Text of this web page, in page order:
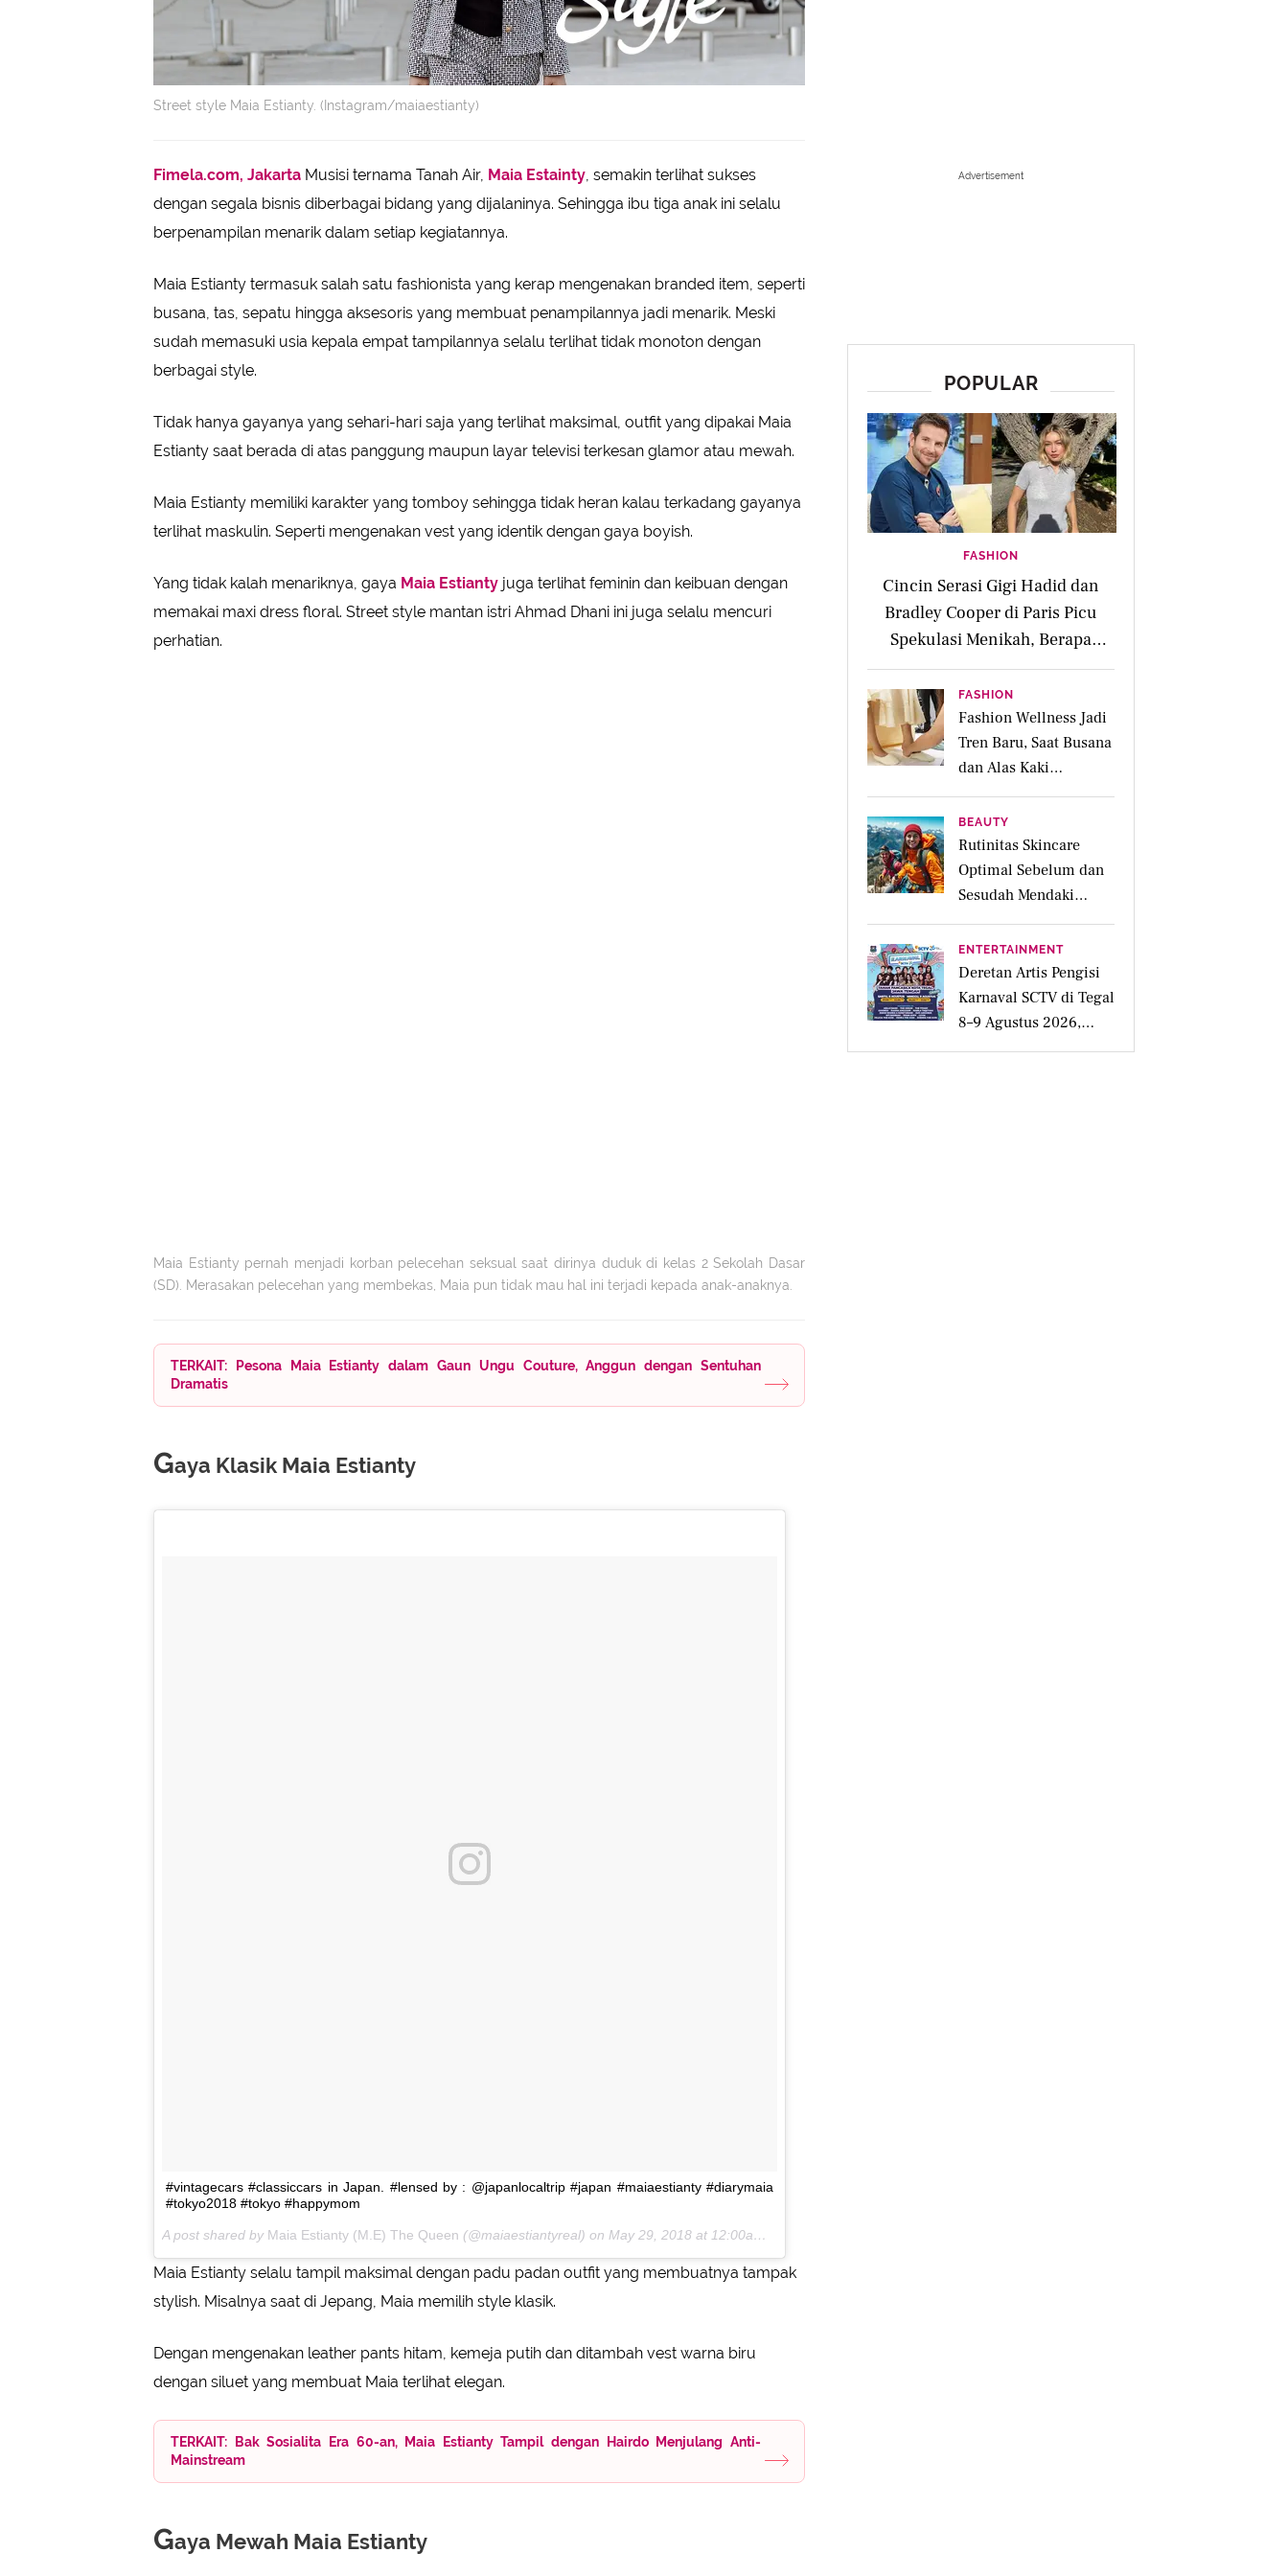
Street style Maia Estianty. (Instagram/maiaestianty)
Fimela.com, Jakarta Musisi ternama Tanah Air, Maia Estainty , semakin terlihat sukses
dengan segala bisnis diberbagai bidang yang dijalaninya. Sehingga ibu tiga anak ini selalu
berpenampilan menarik dalam setiap kegiatannya.
Maia Estianty termasuk salah satu fashionista yang kerap mengenakan branded item, seperti
busana, tas, sepatu hingga aksesoris yang membuat penampilannya jadi menarik. Meski
sudah memasuki usia kepala empat tampilannya selalu terlihat tidak monoton dengan
berbagai style.
Tidak hanya gayanya yang sehari-hari saja yang terlihat maksimal, outfit yang dipakai Maia
Estianty saat berada di atas panggung maupun layar televisi terkesan glamor atau mewah.
Maia Estianty memiliki karakter yang tomboy sehingga tidak heran kalau terkadang gayanya
terlihat maskulin. Seperti mengenakan vest yang identik dengan gaya boyish.
Yang tidak kalah menariknya, gaya Maia Estianty juga terlihat feminin dan keibuan dengan
memakai maxi dress floral. Street style mantan istri Ahmad Dhani ini juga selalu mencuri
perhatian.
Maia Estianty pernah menjadi korban pelecehan seksual saat dirinya duduk di kelas 2 Sekolah Dasar
(SD). Merasakan pelecehan yang membekas, Maia pun tidak mau hal ini terjadi kepada anak-anaknya.
TERKAIT: Pesona Maia Estianty dalam Gaun Ungu Couture, Anggun dengan Sentuhan
Dramatis
Gaya Klasik Maia Estianty
#vintagecars #classiccars in Japan. #lensed by : @japanlocaltrip #japan #maiaestianty #diarymaia
#tokyo2018 #tokyo #happymom
A post shared by Maia Estianty (M.E) The Queen (@maiaestiantyreal) on May 29, 2018 at 12:00am PDT
Maia Estianty selalu tampil maksimal dengan padu padan outfit yang membuatnya tampak
stylish. Misalnya saat di Jepang, Maia memilih style klasik.
Dengan mengenakan leather pants hitam, kemeja putih dan ditambah vest warna biru
dengan siluet yang membuat Maia terlihat elegan.
TERKAIT: Bak Sosialita Era 60-an, Maia Estianty Tampil dengan Hairdo Menjulang Anti-
Mainstream
Gaya Mewah Maia Estianty
Advertisement
POPULAR
FASHION
Cincin Serasi Gigi Hadid dan
Bradley Cooper di Paris Picu
Spekulasi Menikah, Berapa
Harganya?
FASHION
Fashion Wellness Jadi
Tren Baru, Saat Busana
dan Alas Kaki
Membantu Mood Lebih
Positif
BEAUTY
Rutinitas Skincare
Optimal Sebelum dan
Sesudah Mendaki
Gunung
ENTERTAINMENT
Deretan Artis Pengisi
Karnaval SCTV di Tegal
8–9 Agustus 2026,
Simak Jadwalnya